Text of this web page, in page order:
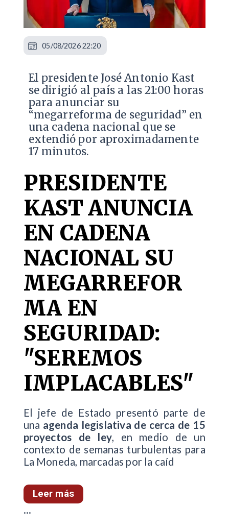
El presidente José Antonio Kast
se dirigió al país a las 21:00 horas
para anunciar su
“megarreforma de seguridad” en
una cadena nacional que se
extendió por aproximadamente
17 minutos.
PRESIDENTE
KAST ANUNCIA
EN CADENA
NACIONAL SU
MEGARREFOR
MA EN
SEGURIDAD:
"SEREMOS
IMPLACABLES"
El jefe de Estado presentó parte de
una agenda legislativa de cerca de 15
proyectos de ley, en medio de un
contexto de semanas turbulentas para
La Moneda, marcadas por la caíd
Leer más
05/08/2026 22:20
...